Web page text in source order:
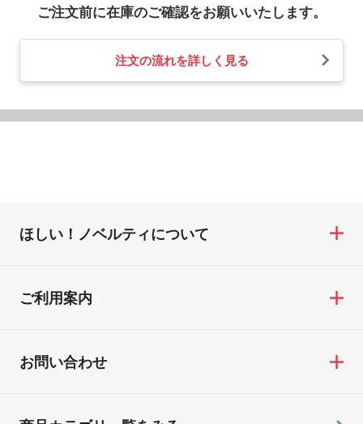
ご注文前に在庫のご確認をお願いいたします。
注文の流れを詳しく見る
ほしい！ノベルティについて
ご利用案内
お問い合わせ